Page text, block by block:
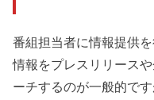
番組担当者に情報提供
情報をプレスリリース
ーチするのが一般的で